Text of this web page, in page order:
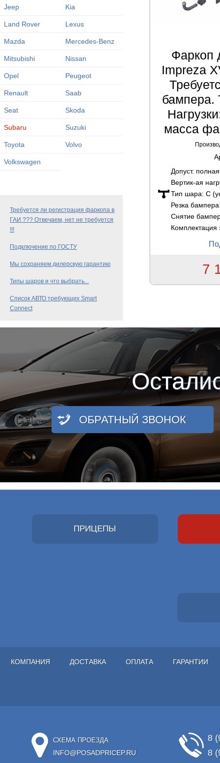
Jeep Kia
Land Rover Lexus
Mazda Mercedes-Benz
Mitsubishi Nissan
Opel Peugeot
Renault Saab
Seat Skoda
Subaru Suzuki
Toyota Volvo
Volkswagen
Требуется ли регистрация фаркопа в
ГАИ ??? Отвечаем, нет не требуется
!!!
Подключение по ГОСТУ
Мы сохраняем дилерскую гарантию
Типы шаров и что выбрать...
Список АВТО требующих Smart
Connect
Фаркоп
Impreza
бампера.
масса
Допуст.
Вертик-ая
Тип шара: C
Резка
Снятие
Комплектация
7
ОБРАТНЫЙ ЗВОНОК
ПРИЦЕПЫ
КОМПАНИЯ ДОСТАВКА ОПЛАТА ГАРАНТИИ
СХЕМА ПРОЕЗДА
INFO@POSADPRICEP.RU
8
8